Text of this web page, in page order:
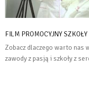
FILM PROMOCYJNY
Zobacz dlaczego warto nas
zawody z pasją i szkoły z